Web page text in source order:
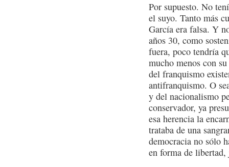
Por supuesto. No
el suyo. Tanto más
García era falsa. Y
años 30, como
fuera, poco tendría
mucho menos con
del franquismo
antifranquismo. O
y del nacionalismo
conservador, ya
esa herencia la
trataba de una
democracia no sólo
en forma de